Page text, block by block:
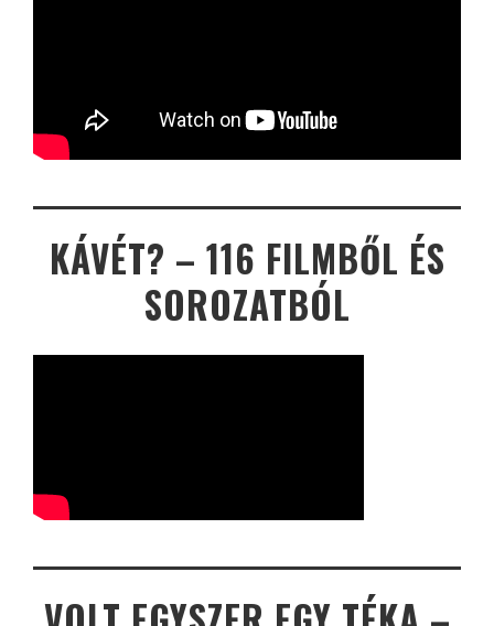
KÁVÉT? – 116 FILMBŐL ÉS
SOROZATBÓL